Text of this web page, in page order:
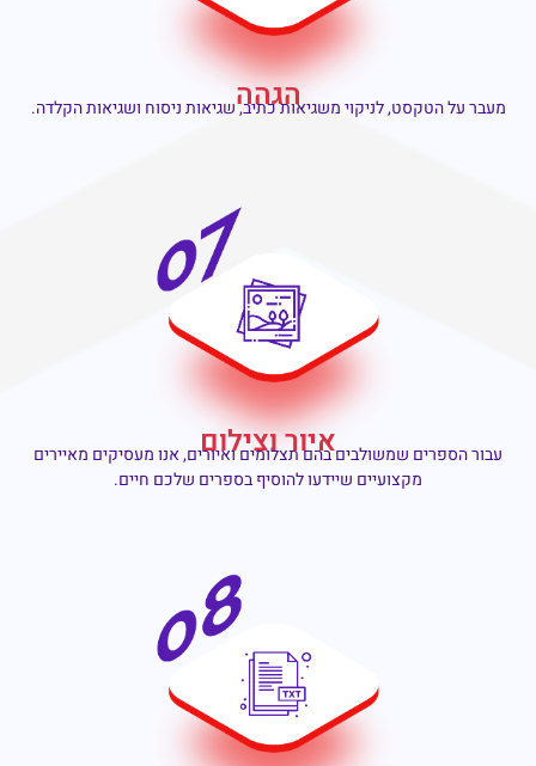
הגהה
מעבר על הטקסט, לניקוי משגיאות כתיב, שגיאות ניסוח ושגיאות הקלדה.
איור וצילום
עבור הספרים שמשולבים בהם תצלומים ואיורים, אנו מעסיקים מאיירים
מקצועיים שיידעו להוסיף בספרים שלכם חיים.